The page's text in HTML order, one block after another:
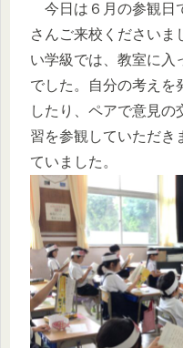
今日は６月の参観日
さんご来校くださいま
い学級では、教室に入
でした。自分の考えを
したり、ペアで意見の
習を参観していただき
ていました。